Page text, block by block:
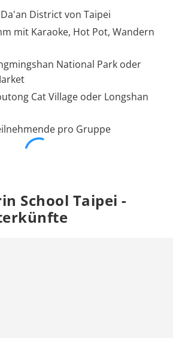
District von Taipei
mit Karaoke, Hot Pot, Wandern
National Park oder
Cat Village oder Longshan
pro Gruppe
School Taipei -